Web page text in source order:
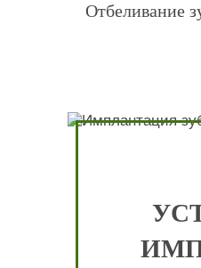
Отбеливание